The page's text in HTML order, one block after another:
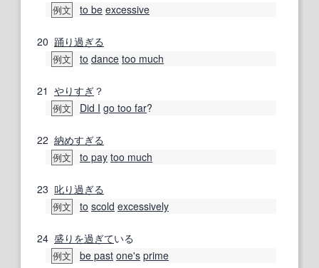
例文 to be excessive
20 踊り過ぎる
例文 to dance too much
21 やりすぎ ？
例文 Did I go too far?
22 納めすぎる
例文 to pay too much
23 叱り過ぎる
例文 to scold excessively
24 盛り を過ぎている
例文 be past one's prime